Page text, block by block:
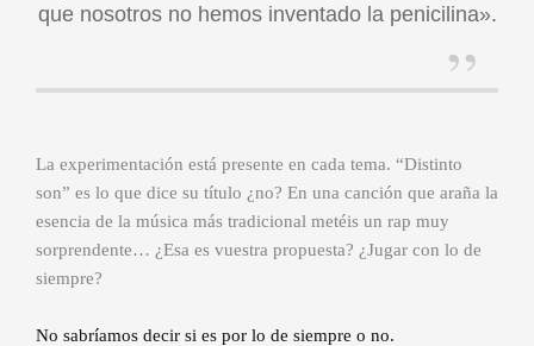
que nosotros no hemos inventado la penicilina».
La experimentación está presente en cada tema. “Distinto
son” es lo que dice su título ¿no? En una canción que araña la
esencia de la música más tradicional metéis un rap muy
sorprendente… ¿Esa es vuestra propuesta? ¿Jugar con lo de
siempre?
No sabríamos decir si es por lo de siempre o no.